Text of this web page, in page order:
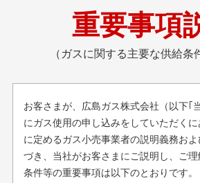
重要事項
（ガスに関する主要な供給条
お客さまが、広島ガス株式会社（以下｢
にガス使用の申し込みをしていただく
に定めるガス小売事業者の説明義務お
づき、当社がお客さまにご説明し、ご
条件等の重要事項は以下のとおりです。